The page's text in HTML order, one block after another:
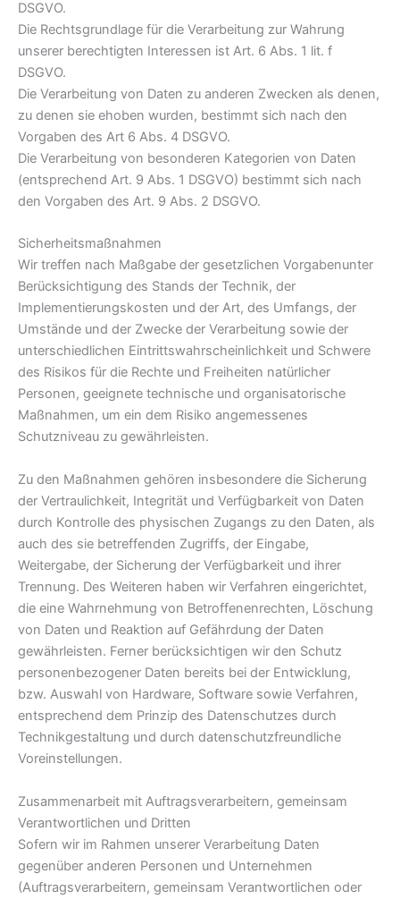
DSGVO.
Die Rechtsgrundlage für die Verarbeitung zur Wahrung
unserer berechtigten Interessen ist Art. 6 Abs. 1 lit. f
DSGVO.
Die Verarbeitung von Daten zu anderen Zwecken als denen,
zu denen sie ehoben wurden, bestimmt sich nach den
Vorgaben des Art 6 Abs. 4 DSGVO.
Die Verarbeitung von besonderen Kategorien von Daten
(entsprechend Art. 9 Abs. 1 DSGVO) bestimmt sich nach
den Vorgaben des Art. 9 Abs. 2 DSGVO.
Sicherheitsmaßnahmen
Wir treffen nach Maßgabe der gesetzlichen Vorgabenunter
Berücksichtigung des Stands der Technik, der
Implementierungskosten und der Art, des Umfangs, der
Umstände und der Zwecke der Verarbeitung sowie der
unterschiedlichen Eintrittswahrscheinlichkeit und Schwere
des Risikos für die Rechte und Freiheiten natürlicher
Personen, geeignete technische und organisatorische
Maßnahmen, um ein dem Risiko angemessenes
Schutzniveau zu gewährleisten.
Zu den Maßnahmen gehören insbesondere die Sicherung
der Vertraulichkeit, Integrität und Verfügbarkeit von Daten
durch Kontrolle des physischen Zugangs zu den Daten, als
auch des sie betreffenden Zugriffs, der Eingabe,
Weitergabe, der Sicherung der Verfügbarkeit und ihrer
Trennung. Des Weiteren haben wir Verfahren eingerichtet,
die eine Wahrnehmung von Betroffenenrechten, Löschung
von Daten und Reaktion auf Gefährdung der Daten
gewährleisten. Ferner berücksichtigen wir den Schutz
personenbezogener Daten bereits bei der Entwicklung,
bzw. Auswahl von Hardware, Software sowie Verfahren,
entsprechend dem Prinzip des Datenschutzes durch
Technikgestaltung und durch datenschutzfreundliche
Voreinstellungen.
Zusammenarbeit mit Auftragsverarbeitern, gemeinsam
Verantwortlichen und Dritten
Sofern wir im Rahmen unserer Verarbeitung Daten
gegenüber anderen Personen und Unternehmen
(Auftragsverarbeitern, gemeinsam Verantwortlichen oder